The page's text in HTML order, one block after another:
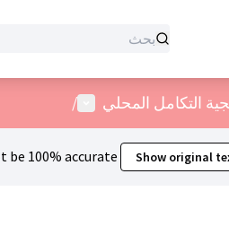
التكامل المحلي قائمة المستخدم
/
Show original
100% accurate.